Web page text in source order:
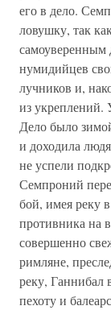
его в дело.
ловушку, так
самоуверенным
нумидийцев
лучников и,
из укреплений.
Дело было
и доходила
не успели
Семпроний
бой, имея реку
противника на
совершенно
римляне,
реку, Ганнибал
пехоту и